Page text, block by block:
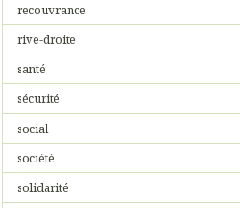
recouvrance
rive-droite
santé
sécurité
social
société
solidarité